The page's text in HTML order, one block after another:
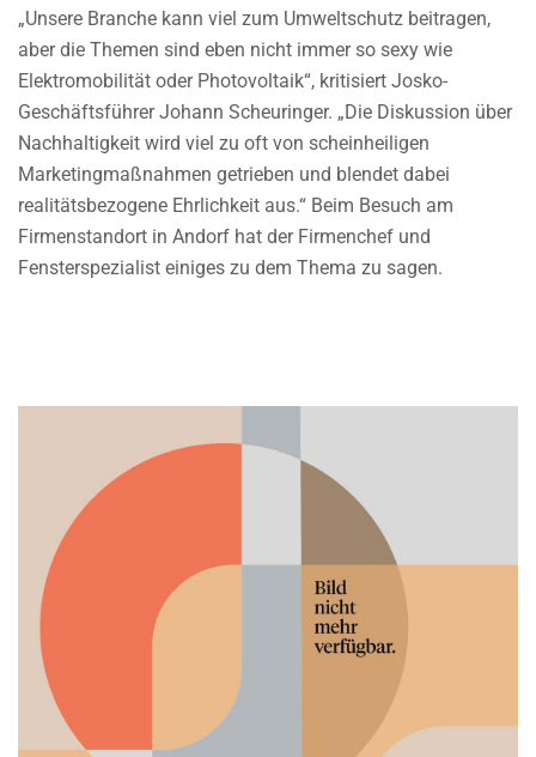
„Unsere Branche kann viel zum Umweltschutz beitragen,
aber die Themen sind eben nicht immer so sexy wie
Elektromobilität oder Photovoltaik“, kritisiert Josko-
Geschäftsführer Johann Scheuringer. „Die Diskussion über
Nachhaltigkeit wird viel zu oft von scheinheiligen
Marketingmaßnahmen getrieben und blendet dabei
realitätsbezogene Ehrlichkeit aus.“ Beim Besuch am
Firmenstandort in Andorf hat der Firmenchef und
Fensterspezialist einiges zu dem Thema zu sagen.